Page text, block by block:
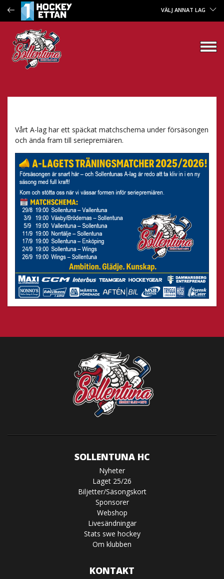
VÄLJ ANNAT LAG
Vårt A-lag har ett späckat matchschema under försäsongen
och ända fram till seriepremiären.
SOLLENTUNA HC
Nyheter
Laget 25/26
Biljetter/Säsongskort
Sponsorer
Webshop
Livesändningar
Stats swe hockey
Om klubben
KONTAKT